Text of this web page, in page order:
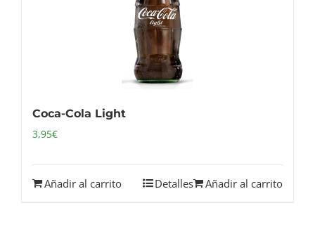
Coca-Cola Light
3,95€
Añadir al carrito Añadir al carrito
Detalles